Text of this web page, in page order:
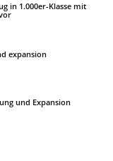
in 1.000er-Klasse mit
expansion
und Expansion